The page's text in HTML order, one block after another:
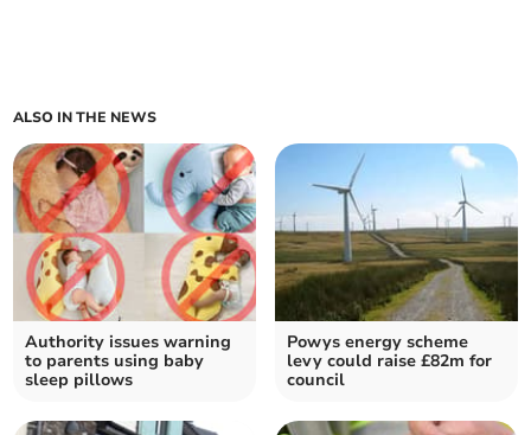
ALSO IN THE NEWS
Authority issues warning
to parents using baby
sleep pillows
Powys energy scheme
levy could raise £82m for
council